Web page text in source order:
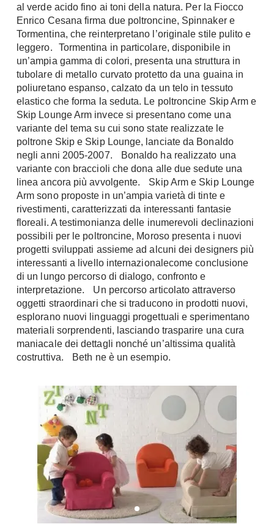
al verde acido fino ai toni della natura. Per la Fiocco
Enrico Cesana firma due poltroncine, Spinnaker e
Tormentina, che reinterpretano l’originale stile pulito e
leggero. Tormentina in particolare, disponibile in
un’ampia gamma di colori, presenta una struttura in
tubolare di metallo curvato protetto da una guaina in
poliuretano espanso, calzato da un telo in tessuto
elastico che forma la seduta. Le poltroncine Skip Arm e
Skip Lounge Arm invece si presentano come una
variante del tema su cui sono state realizzate le
poltrone Skip e Skip Lounge, lanciate da Bonaldo
negli anni 2005-2007. Bonaldo ha realizzato una
variante con braccioli che dona alle due sedute una
linea ancora più avvolgente. Skip Arm e Skip Lounge
Arm sono proposte in un’ampia varietà di tinte e
rivestimenti, caratterizzati da interessanti fantasie
floreali. A testimonianza delle inumerevoli declinazioni
possibili per le poltroncine, Moroso presenta i nuovi
progetti sviluppati assieme ad alcuni dei designers più
interessanti a livello internazionalecome conclusione
di un lungo percorso di dialogo, confronto e
interpretazione. Un percorso articolato attraverso
oggetti straordinari che si traducono in prodotti nuovi,
esplorano nuovi linguaggi progettuali e sperimentano
materiali sorprendenti, lasciando trasparire una cura
maniacale dei dettagli nonché un’altissima qualità
costruttiva. Beth ne è un esempio.